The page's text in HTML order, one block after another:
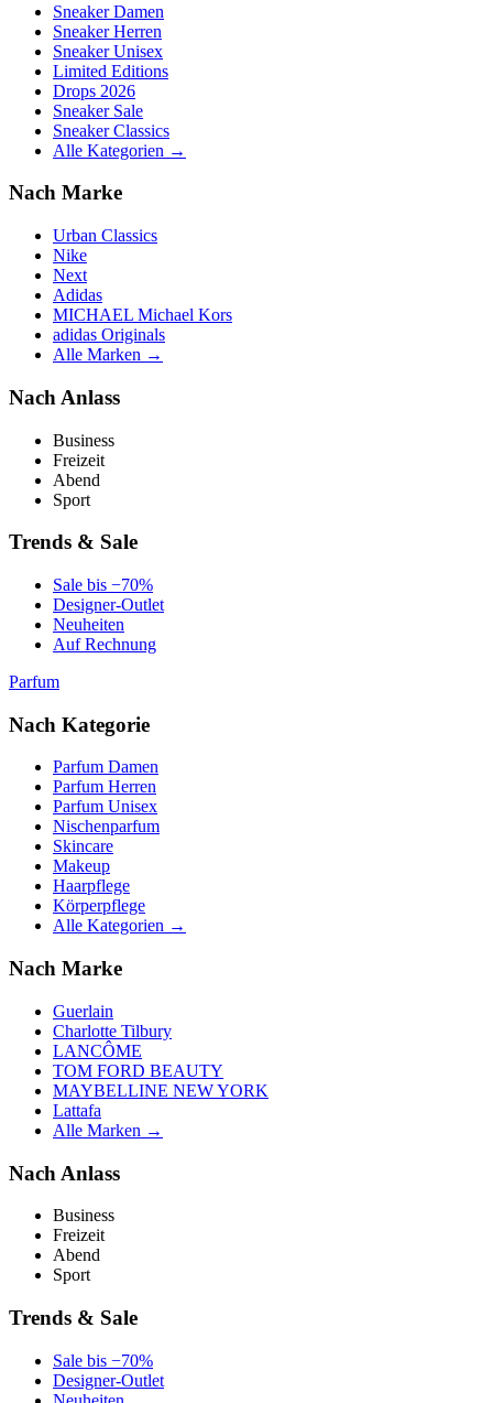
Sneaker Damen
Sneaker Herren
Sneaker Unisex
Limited Editions
Drops 2026
Sneaker Sale
Sneaker Classics
Alle Kategorien →
Nach Marke
Urban Classics
Nike
Next
Adidas
MICHAEL Michael Kors
adidas Originals
Alle Marken →
Nach Anlass
Business
Freizeit
Abend
Sport
Trends & Sale
Sale bis −70%
Designer-Outlet
Neuheiten
Auf Rechnung
Parfum
Nach Kategorie
Parfum Damen
Parfum Herren
Parfum Unisex
Nischenparfum
Skincare
Makeup
Haarpflege
Körperpflege
Alle Kategorien →
Nach Marke
Guerlain
Charlotte Tilbury
LANCÔME
TOM FORD BEAUTY
MAYBELLINE NEW YORK
Lattafa
Alle Marken →
Nach Anlass
Business
Freizeit
Abend
Sport
Trends & Sale
Sale bis −70%
Designer-Outlet